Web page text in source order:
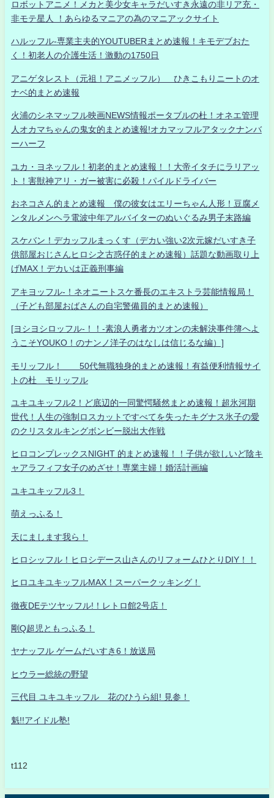
ロボットアニメ！メカと美少女キャラだいすき永遠の非リア充・
非モテ星人 ！あらゆるマニアの為のマニアックサイト
ハルッフル-専業主夫的YOUTUBERまとめ速報！キモデブおた
く！初老人の介護生活！激動の1750日
アニゲタレスト（元祖！アニメッフル） ひきこもりニートのオ
ナベ的まとめ速報
火浦のシネマッフル映画NEWS情報ポータブルの杜！オネエ管理
人オカマちゃんの鬼女的まとめ速報!オカマッフルアタックナンバ
ーハーフ
ユカ・ヨネッフル！初老的まとめ速報！！大帝イタチにラリアッ
ト！害獣神アリ・ガー被害に必殺！パイルドライバー
おネコさん的まとめ速報 僕の彼女はエリーちゃん人形！豆腐メ
ンタルメンヘラ電波中年アルバイターのぬいぐるみ男子末路編
スケバン！デカッフルまっくす（デカい強い2次元嫁だいすき子
供部屋おじさんヒロシ之古惑仔的まとめ速報）話題な動画取り上
げMAX！デカいは正義刑事編
アキヨッフル-！ネオニートスケ番長のエキストラ芸能情報局！
（子ども部屋おばさんの自宅警備員的まとめ速報）
[ヨシヨシロッフル-！！-素浪人勇者カツオンの未解決事件簿へよ
うこそYOUKO！のナンノ洋子のはなしは信じるな編）]
モリッフル！ 50代無職独身的まとめ速報！有益便利情報サイ
トの杜 モリッフル
ユキユキッフル2！ど底辺的一同驚愕騒然まとめ速報！超氷河期
世代！人生の強制ロスカットですべてを失ったキグナス氷子の愛
のクリスタルキングボンビー脱出大作戦
ヒロコンプレックスNIGHT 的まとめ速報！！子供が欲しいど陰キ
ャアラフィフ女子のめざせ！専業主婦！婚活計画編
ユキユキッフル3！
萌えっふる！
天にまします我ら！
ヒロシッフル！ヒロシデース山さんのリフォームひとりDIY！！
ヒロユキユキッフルMAX！スーパークッキング！
徹夜DEテツヤッフル!！レトロ館2号店！
剛Q超児ともっふる！
ヤナッフル ゲームだいすき6！放送局
ヒウラー総統の野望
三代目 ユキユキッフル 花のひうら組! 見参！
魁!!アイドル塾!
t112